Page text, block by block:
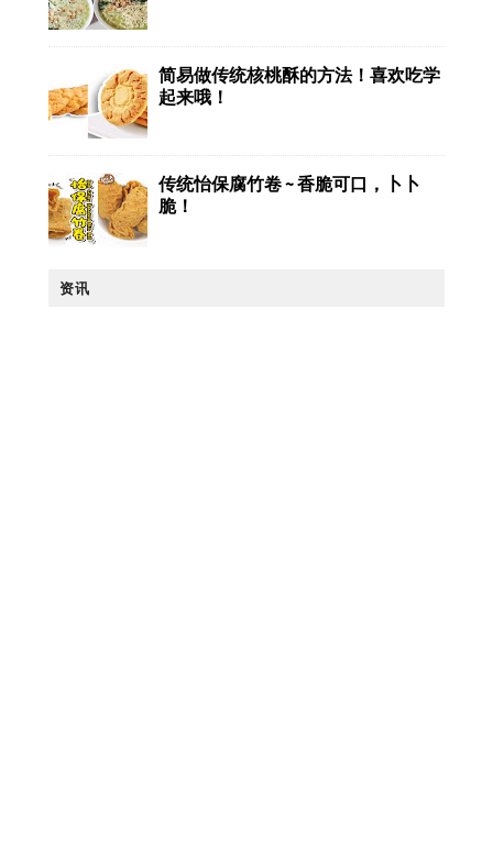
简易做传统核桃酥的方法！喜欢吃学
起来哦！
传统怡保腐竹卷 ~ 香脆可口，卜卜
脆！
资讯